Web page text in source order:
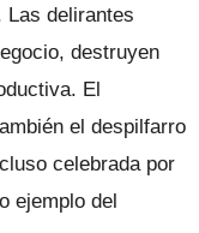
Las delirantes
destruyen
El
el despilfarro
celebrada por
ejemplo del